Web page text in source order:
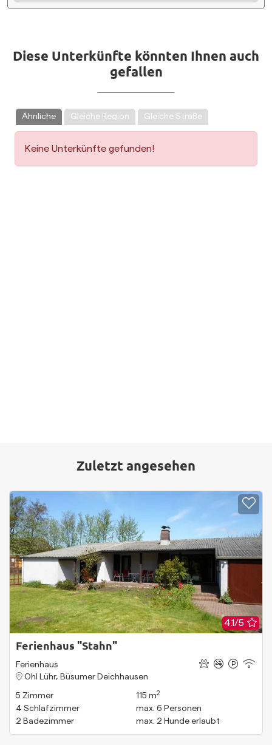
Diese Unterkünfte könnten Ihnen auch
gefallen
Ähnliche Gleiche Region Gleiche Straße
Keine Unterkünfte gefunden!
Zuletzt angesehen
4.1/5
Ferienhaus "Stahn"
Ferienhaus
Ohl Lühr, Büsumer Deichhausen
5 Zimmer
4 Schlafzimmer
2 Badezimmer
115 m2
max. 6 Personen
max. 2 Hunde erlaubt